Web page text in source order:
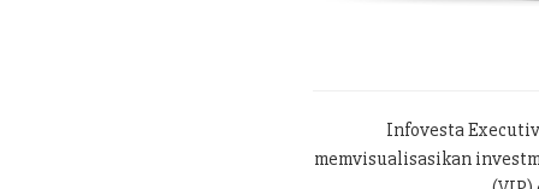
Infovesta
memvisualisasikan